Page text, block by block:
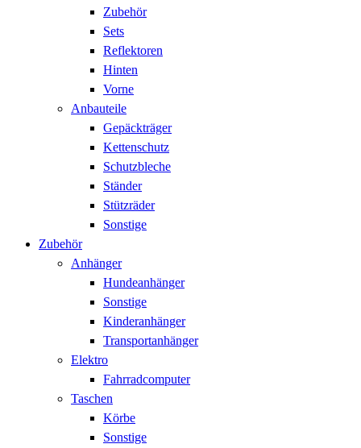
Zubehör
Sets
Reflektoren
Hinten
Vorne
Anbauteile
Gepäckträger
Kettenschutz
Schutzbleche
Ständer
Stützräder
Sonstige
Zubehör
Anhänger
Hundeanhänger
Sonstige
Kinderanhänger
Transportanhänger
Elektro
Fahrradcomputer
Taschen
Körbe
Sonstige